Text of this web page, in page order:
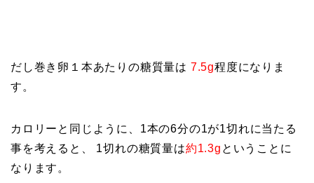
だし巻き卵１本あたりの糖質量は 7.5g程度になりま
す。
カロリーと同じように、1本の6分の1が1切れに当たる
事を考えると、 1切れの糖質量は約1.3g ということに
なります。